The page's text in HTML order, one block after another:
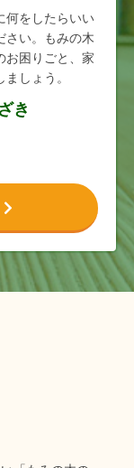
何をしたらいい
さい。もみの木
お困りごと、家
しょう。
き